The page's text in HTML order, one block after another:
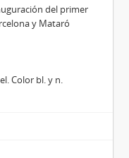
del primer
y Mataró
Color bl. y n.